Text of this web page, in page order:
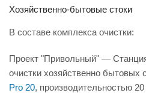
Хозяйственно-бытовые стоки
В составе комплекса очистки:
Проект "Привольный" —
очистки хозяйственно бытовых
Pro 20, производительностью